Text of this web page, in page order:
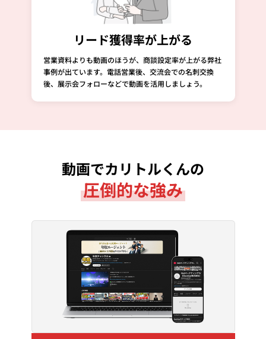
リード獲得率が上がる
営業資料よりも動画のほうが、商談設定率が上がる弊社
事例が出ています。電話営業後、交流会での名刺交換
後、展示会フォローなどで動画を活用しましょう。
動画でカリトルくんの
圧倒的な強み